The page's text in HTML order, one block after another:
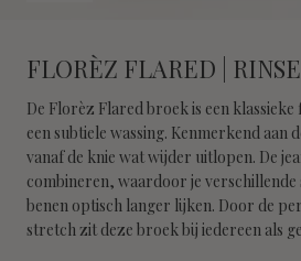
modal
FLORÈZ FLARED |
De Florèz Flared broek is een
een subtiele wassing. Kenmerkend aan
vanaf de knie wat wijder uitlopen. De
combineren, waardoor je verschillende
benen optisch langer lijken. Door de
stretch zit deze broek bij iedereen als